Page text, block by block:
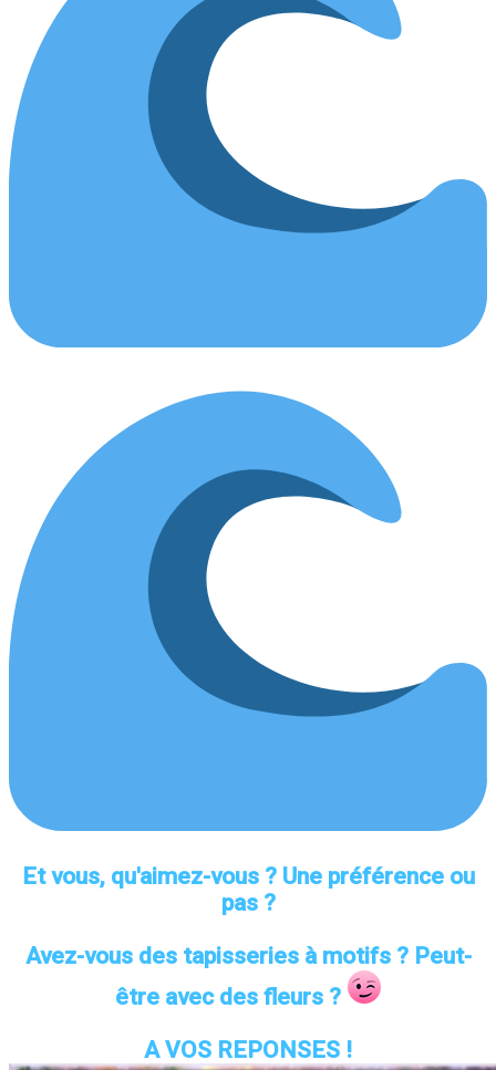
Et vous, qu'aimez-vous ? Une préférence ou
pas ?
Avez-vous des tapisseries à motifs ? Peut-
être avec des fleurs ?
A VOS REPONSES !